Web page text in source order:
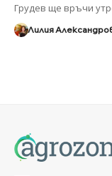
Грудев ще връчи
Лилия